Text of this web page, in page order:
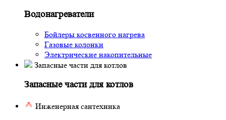
Водонагреватели
Бойлеры косвенного нагрева
Газовые колонки
Электрические накопительные
Запасные части для котлов
Запасные части для котлов
Инженерная сантехника